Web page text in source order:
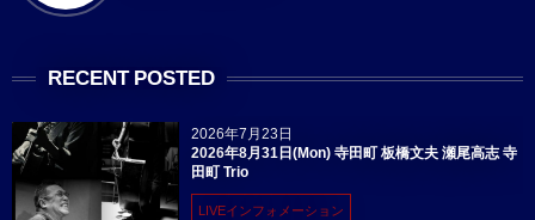
RECENT POSTED
2026年7月23日
2026年8月31日(Mon) 寺田町 板橋文夫 瀬尾高志 寺
田町 Trio
LIVEインフォメーション